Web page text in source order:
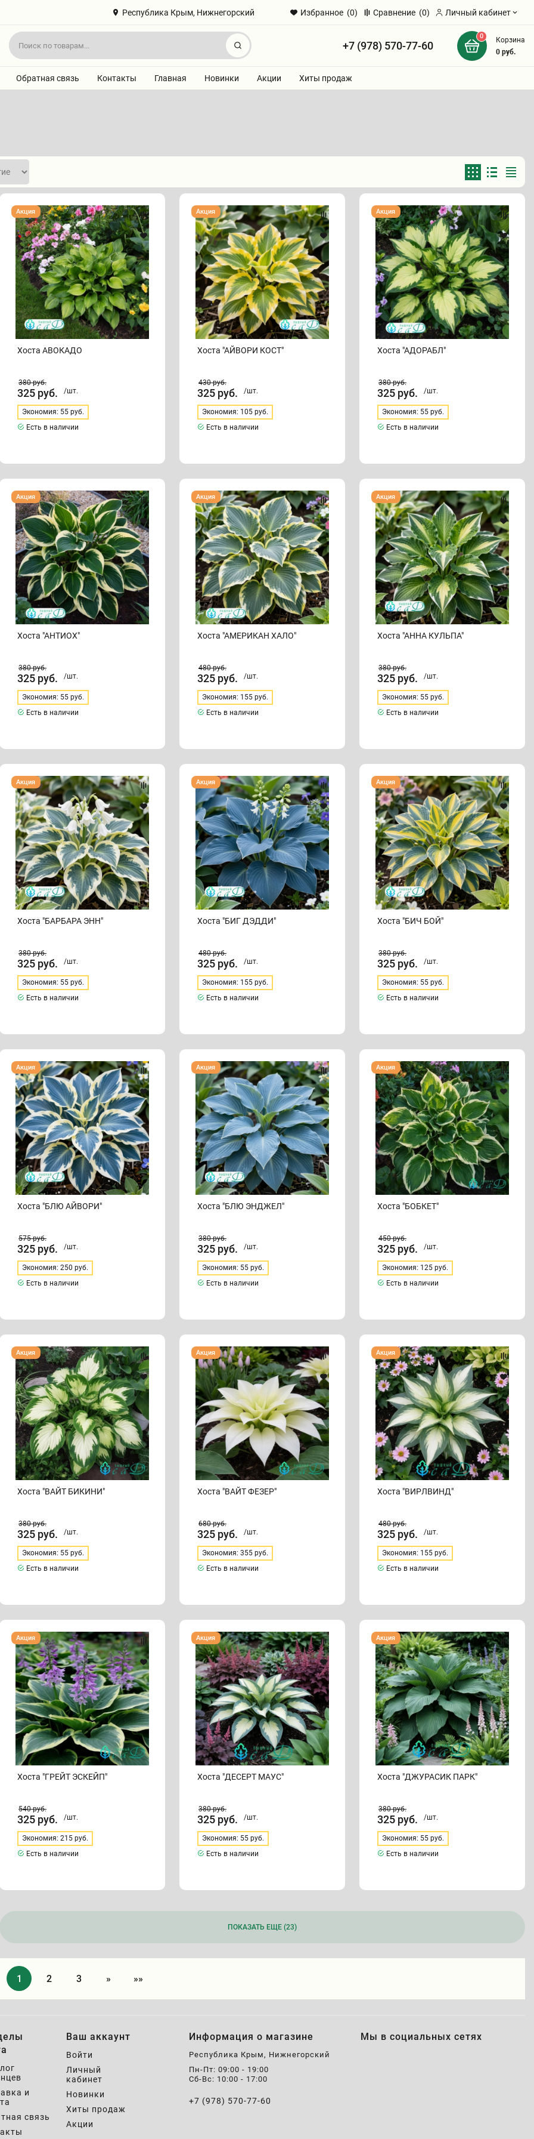
Республика Крым, Нижнегорский Избранное (0) Сравнение (0) Личный кабинет
Найти +7 (978) 570-77-60
0
Корзина
0руб.
Обратная связь Контакты Главная Новинки Акции Хиты продаж
Хоста
АВОКАДО
Хоста АВОКАДО
Акция
380руб.
325 руб. /шт.
Экономия: 55 руб.
Есть в наличии
Хоста
"АЙВОРИ
КОСТ"
Хоста "АЙВОРИ КОСТ"
Акция
430руб.
325 руб. /шт.
Экономия: 105 руб.
Есть в наличии
Хоста
"АДОРАБЛ"
Хоста "АДОРАБЛ"
Акция
380руб.
325 руб. /шт.
Экономия: 55 руб.
Есть в наличии
Хоста
"АНТИОХ"
Хоста "АНТИОХ"
Акция
380руб.
325 руб. /шт.
Экономия: 55 руб.
Есть в наличии
Хоста
"АМЕРИКАН
ХАЛО"
Хоста "АМЕРИКАН ХАЛО"
Акция
480руб.
325 руб. /шт.
Экономия: 155 руб.
Есть в наличии
Хоста
"АННА
КУЛЬПА"
Хоста "АННА КУЛЬПА"
Акция
380руб.
325 руб. /шт.
Экономия: 55 руб.
Есть в наличии
Хоста
"БАРБАРА
ЭНН"
Хоста "БАРБАРА ЭНН"
Акция
380руб.
325 руб. /шт.
Экономия: 55 руб.
Есть в наличии
Хоста
"БИГ
ДЭДДИ"
Хоста "БИГ ДЭДДИ"
Акция
480руб.
325 руб. /шт.
Экономия: 155 руб.
Есть в наличии
Хоста
"БИЧ
БОЙ"
Хоста "БИЧ БОЙ"
Акция
380руб.
325 руб. /шт.
Экономия: 55 руб.
Есть в наличии
Хоста
"БЛЮ
АЙВОРИ"
Хоста "БЛЮ АЙВОРИ"
Акция
575руб.
325 руб. /шт.
Экономия: 250 руб.
Есть в наличии
Хоста
"БЛЮ
ЭНДЖЕЛ"
Хоста "БЛЮ ЭНДЖЕЛ"
Акция
380руб.
325 руб. /шт.
Экономия: 55 руб.
Есть в наличии
Хоста
"БОБКЕТ"
Хоста "БОБКЕТ"
Акция
450руб.
325 руб. /шт.
Экономия: 125 руб.
Есть в наличии
Хоста
"ВАЙТ
БИКИНИ"
Хоста "ВАЙТ БИКИНИ"
Акция
380руб.
325 руб. /шт.
Экономия: 55 руб.
Есть в наличии
Хоста
"ВАЙТ
ФЕЗЕР"
Хоста "ВАЙТ ФЕЗЕР"
Акция
680руб.
325 руб. /шт.
Экономия: 355 руб.
Есть в наличии
Хоста
"ВИРЛВИНД"
Хоста "ВИРЛВИНД"
Акция
480руб.
325 руб. /шт.
Экономия: 155 руб.
Есть в наличии
Хоста
"ГРЕЙТ
ЭСКЕЙП"
Хоста "ГРЕЙТ ЭСКЕЙП"
Акция
540руб.
325 руб. /шт.
Экономия: 215 руб.
Есть в наличии
Хоста
"ДЕСЕРТ
МАУС"
Хоста "ДЕСЕРТ МАУС"
Акция
380руб.
325 руб. /шт.
Экономия: 55 руб.
Есть в наличии
Хоста
"ДЖУРАСИК
ПАРК"
Хоста "ДЖУРАСИК ПАРК"
Акция
380руб.
325 руб. /шт.
Экономия: 55 руб.
Есть в наличии
ПОКАЗАТЬ ЕЩЕ (23)
1 2 3 » »»
и
связь
Ваш аккаунт
Войти
Личный
кабинет
Новинки
Хиты продаж
Акции
Информация о магазине
Республика Крым, Нижнегорский
Пн-Пт: 09:00 - 19:00
Сб-Вс: 10:00 - 17:00
+7 (978) 570-77-60
Мы в социальных сетях